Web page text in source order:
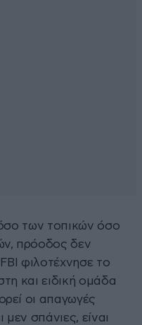
των τοπικών όσο
πρόοδος δεν
φιλοτέχνησε το
και ειδική ομάδα
οι απαγωγές
σπάνιες, είναι